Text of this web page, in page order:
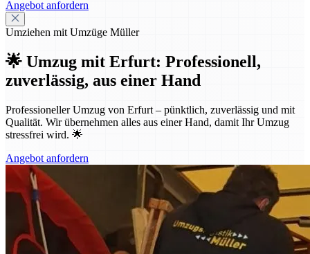
Angebot anfordern
Umziehen mit Umzüge Müller
🌟 Umzug mit Erfurt: Professionell,
zuverlässig, aus einer Hand
Professioneller Umzug von Erfurt – pünktlich, zuverlässig und mit
Qualität. Wir übernehmen alles aus einer Hand, damit Ihr Umzug
stressfrei wird. 🌟
Angebot anfordern